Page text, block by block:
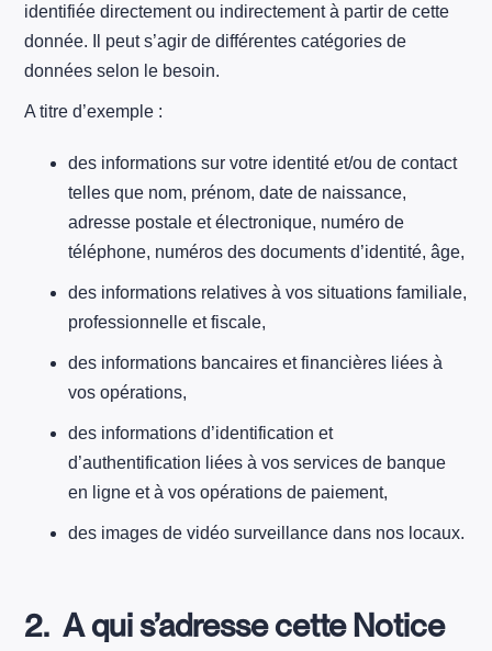
identifiée directement ou indirectement à partir de cette
donnée. Il peut s’agir de différentes catégories de
données selon le besoin.
A titre d’exemple :
des informations sur votre identité et/ou de contact
telles que nom, prénom, date de naissance,
adresse postale et électronique, numéro de
téléphone, numéros des documents d’identité, âge,
des informations relatives à vos situations familiale,
professionnelle et fiscale,
des informations bancaires et financières liées à
vos opérations,
des informations d’identification et
d’authentification liées à vos services de banque
en ligne et à vos opérations de paiement,
des images de vidéo surveillance dans nos locaux.
2. A qui s’adresse cette Notice